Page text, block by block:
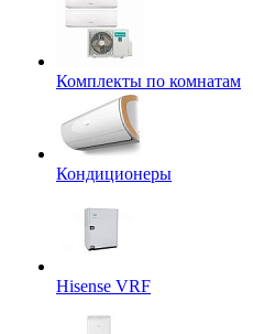
Комплекты по комнатам
Кондиционеры
Hisense VRF